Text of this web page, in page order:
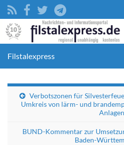
Filstalexpress
Verbotszonen für
Umkreis von lärm- und
Anlagen
BUND-Kommentar zur
Baden-